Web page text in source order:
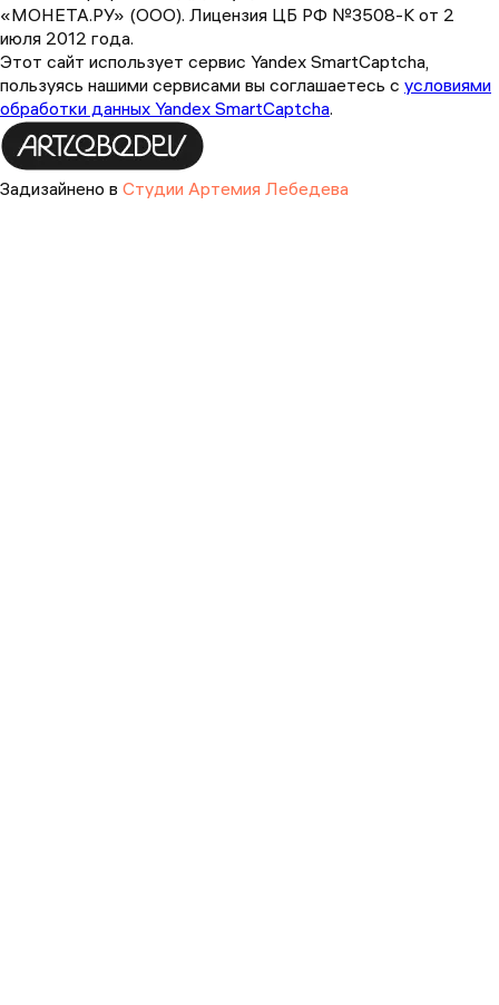
«МОНЕТА.РУ» (ООО). Лицензия ЦБ РФ №3508-К от 2
июля 2012 года.
Этот сайт использует сервис Yandex SmartCaptcha,
пользуясь нашими сервисами вы соглашаетесь с условиями
обработки данных Yandex SmartCaptcha.
Задизайнено в Студии Артемия Лебедева